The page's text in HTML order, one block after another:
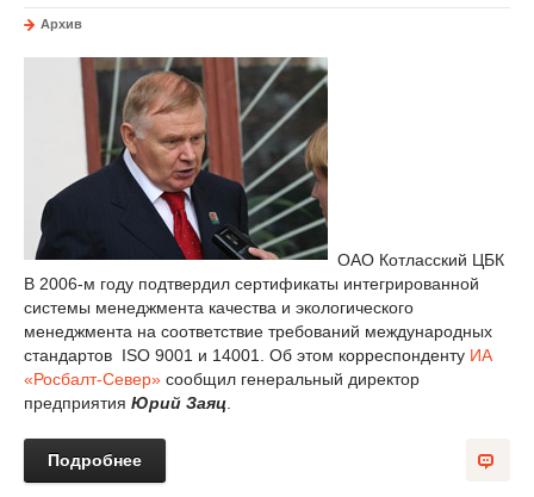
Архив
ОАО Котласский ЦБК
В 2006-м году подтвердил сертификаты интегрированной
системы менеджмента качества и экологического
менеджмента на соответствие требований международных
стандартов ISO 9001 и 14001. Об этом корреспонденту ИА
«Росбалт-Север» сообщил генеральный директор
предприятия Юрий Заяц
Подробнее